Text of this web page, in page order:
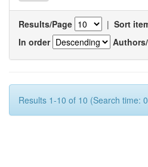
Results/Page | Sort
In order
Results 1-10 of 10 (Search time: